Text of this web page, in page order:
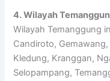
4. Wilayah
Wilayah Temanggung
Candiroto,
Kledung, Kranggan,
Selopampang,